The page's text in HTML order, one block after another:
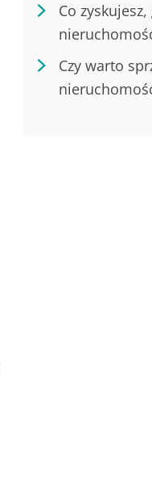
Co
Czy warto